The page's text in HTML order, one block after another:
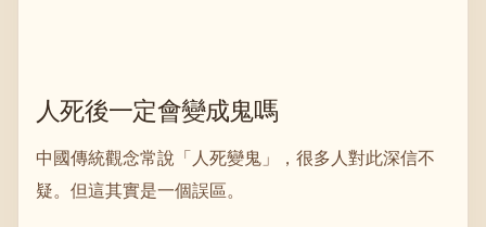
人死後一定會變成鬼嗎
中國傳統觀念常說「人死變鬼」，很多人對此深信不
疑。但這其實是一個誤區。